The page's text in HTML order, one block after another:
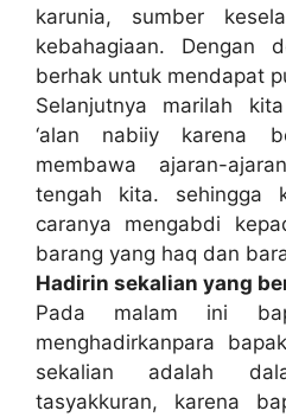
karunia, sumber
kebahagiaan. Dengan
berhak untuk mendapat
Selanjutnya marilah
‘alan nabiiy karena
membawa ajaran-
tengah kita. sehingga
caranya mengabdi
barang yang haq dan
Hadirin sekalian yang
Pada malam ini
menghadirkanpara
sekalian adalah
tasyakkuran, karena